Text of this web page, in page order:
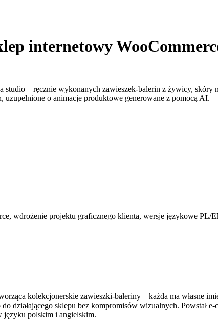
internetowy
studio – ręcznie wykonanych zawieszek-balerin z żywicy,
o animacje produktowe generowane z pomocą AI.
wdrożenie projektu graficznego klienta, wersje językowe PL/
kolekcjonerskie zawieszki-baleriny – każda ma własne
do działającego sklepu bez kompromisów wizualnych.
języku polskim i angielskim.